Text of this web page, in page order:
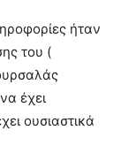
ήταν
του (
έχει
ουσιαστικά